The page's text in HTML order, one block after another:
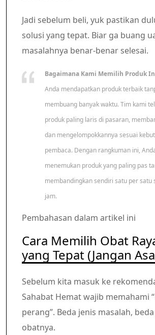
Jadi sebelum beli, yuk pastikan
solusi yang tepat. Biar ga buang
masalahnya benar-benar selesai.
Bagaimana Kami Memilih Produk
Anda mendapatkan produk terbaik
membuang banyak waktu. Tim kami
produk paling laris di pasaran,
dan mengelompokkannya sesuai
pembaca. Dengan rangkuman ini,
menemukan produk yang paling pas
membandingkan sendiri satu per satu
jam.
Pembahasan dalam artikel ini
Cara Memilih Obat
yang Tepat (Jangan
Sebelum kita masuk ke
Sahabat Hemat wajib memahami
perang”. Beda jenis masalah,
obatnya.